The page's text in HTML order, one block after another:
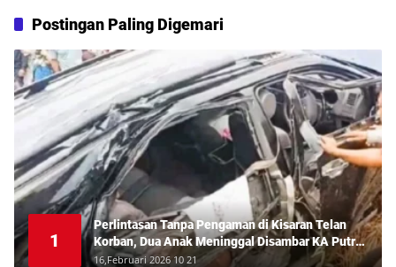
Postingan Paling Digemari
1
Perlintasan Tanpa Pengaman di Kisaran Telan
Korban, Dua Anak Meninggal Disambar KA Putri
Deli
16,Februari 2026 10 21